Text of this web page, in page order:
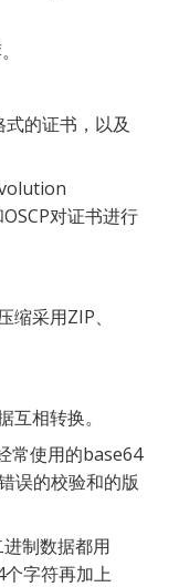
的证书，以及
对证书进行
缩采用ZIP、
互相转换。
常使用的base64
误的校验和的版
制数据都用
个字符再加上